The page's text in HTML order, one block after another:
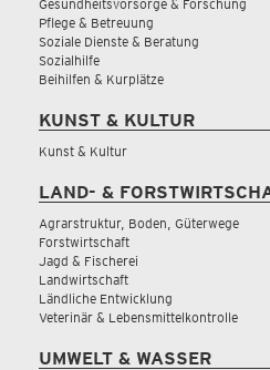
Gesundheitsvorsorge & Forschung
Pflege & Betreuung
Soziale Dienste & Beratung
Sozialhilfe
Beihilfen & Kurplätze
KUNST & KULTUR
Kunst & Kultur
LAND- &
Agrarstruktur, Boden, Güterwege
Forstwirtschaft
Jagd & Fischerei
Landwirtschaft
Ländliche Entwicklung
Veterinär & Lebensmittelkontrolle
UMWELT & WASSER